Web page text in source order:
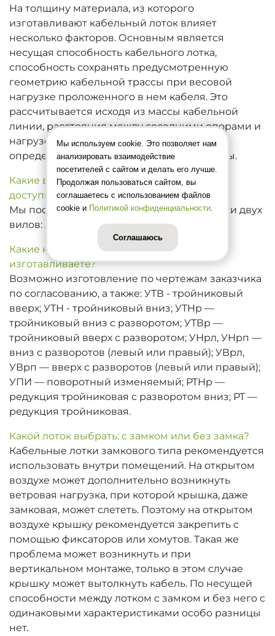
На толщину материала, из которого
изготавливают кабельный лоток влияет
несколько факторов. Основным является
несущая способность кабельного лотка,
способность сохранять предусмотренную
геометрию кабельной трассы при весовой
нагрузке проложенного в нем кабеля. Это
рассчитывается исходя из массы кабельной
линии, расстояния между соседними опорами и
нагрузочной характеристики лотка
определенной толщины, высоты и ширины.
Какие виды неперфорированных лотков
доступны для покупки?
Мы поставляем неперфорированные лотки двух
вилов: лоток глухой и короб.
Какие нестандартные углы к лоткам вы
изготавливаете?
Возможно изготовление по чертежам заказчика
по согласованию, а также: УТВ - тройниковый
вверх; УТН - тройниковый вниз; УТНр —
тройниковый вниз с разворотом; УТВр —
тройниковый вверх с разворотом; УНрл, УНрп —
вниз с разворотов (левый или правый); УВрл,
УВрп — вверх с разворотов (левый или правый);
УПИ — поворотный изменяемый; РТНр —
редукция тройниковая с разворотом вниз; РТ —
редукция тройниковая.
Какой лоток выбрать: с замком или без замка?
Кабельные лотки замкового типа рекомендуется
использовать внутри помещений. На открытом
воздухе может дополнительно возникнуть
ветровая нагрузка, при которой крышка, даже
замковая, может слететь. Поэтому на открытом
воздухе крышку рекомендуется закрепить с
помощью фиксаторов или хомутов. Такая же
проблема может возникнуть и при
вертикальном монтаже, только в этом случае
крышку может вытолкнуть кабель. По несущей
способности между лотком с замком и без него с
одинаковыми характеристиками особо разницы
нет.
Мы используем cookie. Это позволяет нам
анализировать взаимодействие
посетителей с сайтом и делать его лучше.
Продолжая пользоваться сайтом, вы
соглашаетесь с использованием файлов
cookie и Политикой конфиденциальности.
Соглашаюсь